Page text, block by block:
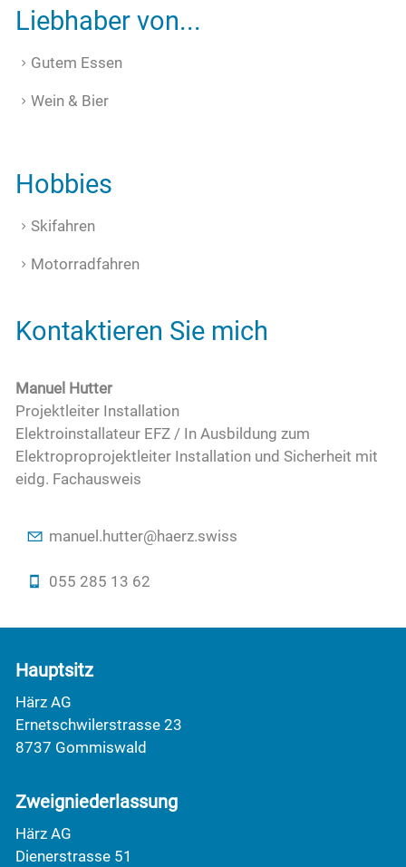
Liebhaber von...
Gutem Essen
Wein & Bier
Hobbies
Skifahren
Motorradfahren
Kontaktieren Sie mich
Manuel Hutter
Projektleiter Installation
Elektroinstallateur EFZ / In Ausbildung zum
Elektroproprojektleiter Installation und Sicherheit mit
eidg. Fachausweis
m n l h tt r h rz sw ss
055 285 13 62
Hauptsitz
Härz AG
Ernetschwilerstrasse 23
8737 Gommiswald
Zweigniederlassung
Härz AG
Dienerstrasse 51